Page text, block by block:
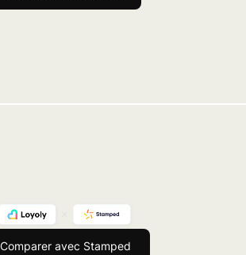
Comparer avec Stamped